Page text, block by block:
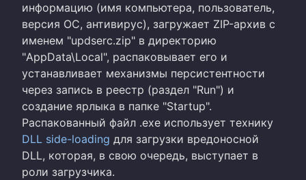
информацию (имя компьютера, пользователь,
версия ОС, антивирус), загружает ZIP-архив с
именем "updserc.zip" в директорию
"AppData\Local", распаковывает его и
устанавливает механизмы персистентности
через запись в реестр (раздел "Run") и
создание ярлыка в папке "Startup".
Распакованный файл .exe использует технику
DLL side-loading для загрузки вредоносной
DLL, которая, в свою очередь, выступает в
роли загрузчика.